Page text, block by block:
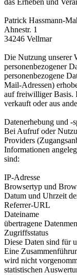
das Erheben und
Patrick Hassmann-
Ahnestr. 1
34246 Vellmar
Die Nutzung unserer
personenbezogener
personenbezogene
Mail-Adressen)
auf freiwilliger Basis.
verkauft oder aus
Datenerhebung und -
Bei Aufruf oder
Providers
Informationen
sind:
IP-Adresse
Browsertyp und
Datum und Uhrzeit
Referrer-URL
Dateiname
übertragene
Zugriffsstatus
Diese Daten sind für
Eine
wird nicht
statistischen